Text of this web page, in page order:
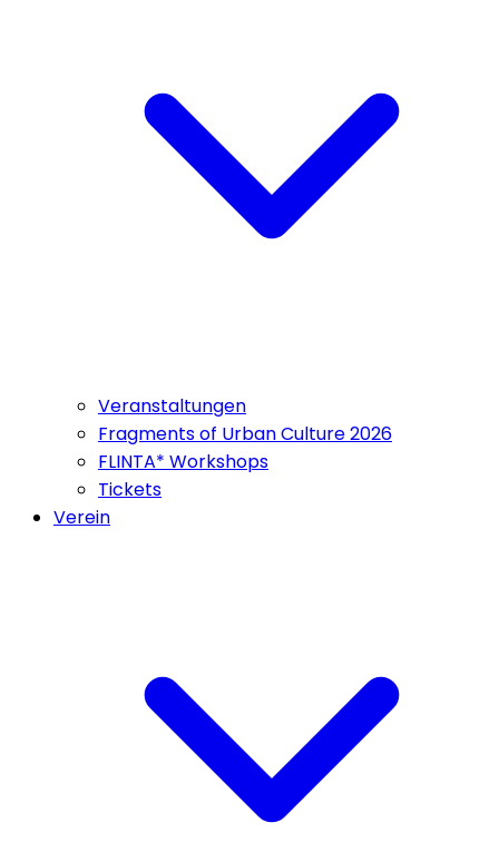
Veranstaltungen
Fragments of Urban Culture 2026
FLINTA* Workshops
Tickets
Verein